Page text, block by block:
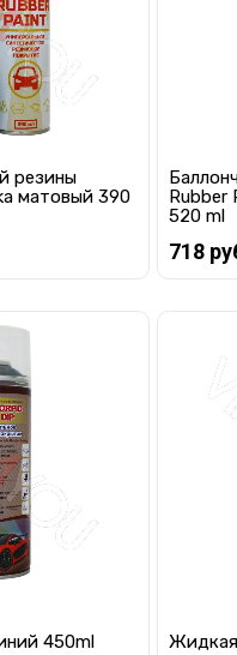
резины
матовый 390
Rubber
520 ml
718
В
450ml